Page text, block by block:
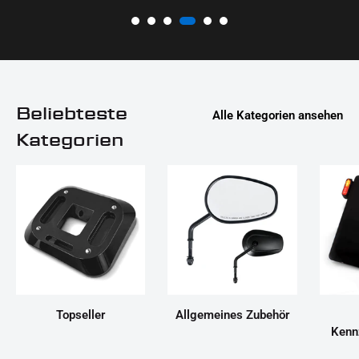
Beliebteste
Kategorien
Alle Kategorien ansehen
Topseller
Allgemeines Zubehör